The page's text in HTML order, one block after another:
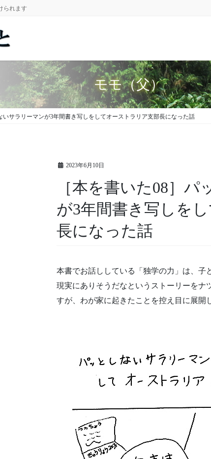
られます
モモ（父）
いサラリーマンが3年間書き写しをしてオーストラリア支部長になった話
2023年6月10日
［本を書いた08］
が3年間書き写しを
長になった話
本書でお話ししている「独学の力」は、
現実にありそうだなというストーリーを
すが、わが家に起きたことを控え目に展開